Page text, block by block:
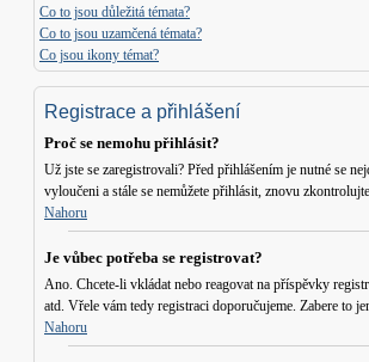
Co to jsou důležitá témata?
Co to jsou uzamčená témata?
Co jsou ikony témat?
Registrace a přihlášení
Proč se nemohu přihlásit?
Už jste se zaregistrovali? Před přihlášením je nutné se
vyloučeni a stále se nemůžete přihlásit, znovu
Nahoru
Je vůbec potřeba se registrovat?
Ano. Chcete-li vkládat nebo reagovat na příspěvky
atd. Vřele vám tedy registraci doporučujeme. Zabere to
Nahoru